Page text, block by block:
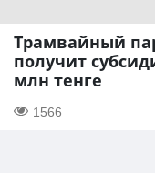
Трамвайный
получит
млн тенге
1566